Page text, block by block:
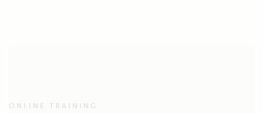
ONLINE TRAINING